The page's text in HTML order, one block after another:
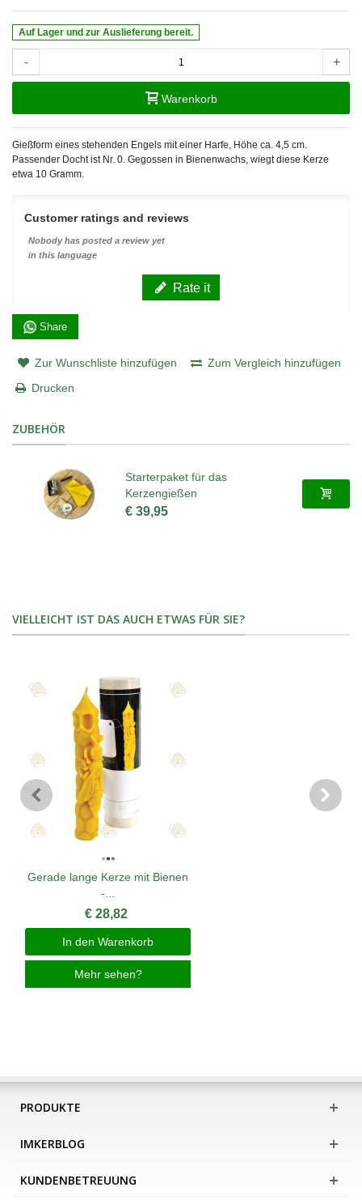
Auf Lager und zur Auslieferung bereit.
- +
Warenkorb
Gießform eines stehenden Engels mit einer Harfe, Höhe ca. 4,5 cm.
Passender Docht ist Nr. 0. Gegossen in Bienenwachs, wiegt diese Kerze
etwa 10 Gramm.
Customer ratings and reviews
Nobody has posted a review yet
in this language
Rate it
Share
Zur Wunschliste hinzufügen
Zum Vergleich hinzufügen
Drucken
ZUBEHÖR
Starterpaket für das
Kerzengießen
€ 39,95
VIELLEICHT IST DAS AUCH ETWAS FÜR SIE?
Gerade lange Kerze mit Bienen
-...
€ 28,82
In den Warenkorb
Mehr sehen?
PRODUKTE
IMKERBLOG
KUNDENBETREUUNG